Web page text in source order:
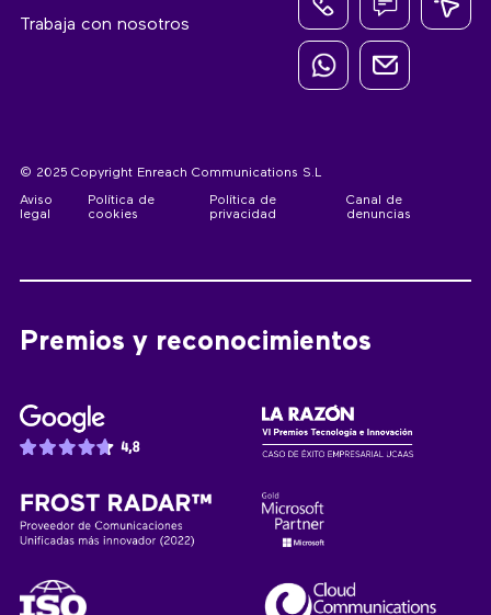
Trabaja con nosotros
© 2025 Copyright Enreach Communications S.L
Aviso
legal
Política de
cookies
Política de
privacidad
Canal de
denuncias
Premios y reconocimientos